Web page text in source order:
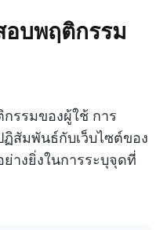
อบพฤติกรรม
รรมของผู้ใช้ การ
ฏิสัมพันธ์กับเว็บไซต์ของ
างยิ่งในการระบุจุดที่